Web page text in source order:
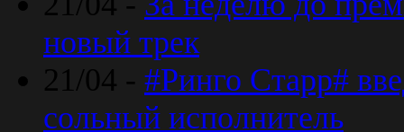
новый трек
21/04 - #Ринго Старр#
сольный исполнитель